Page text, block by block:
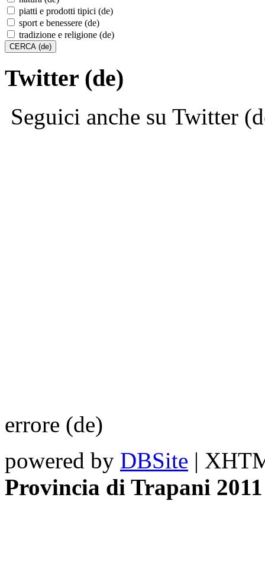
piatti e prodotti tipici (de)
sport e benessere (de)
tradizione e religione (de)
Twitter (de)
Seguici anche su Twitter
errore (de)
powered by DBSite |
Provincia di Trapani 2011